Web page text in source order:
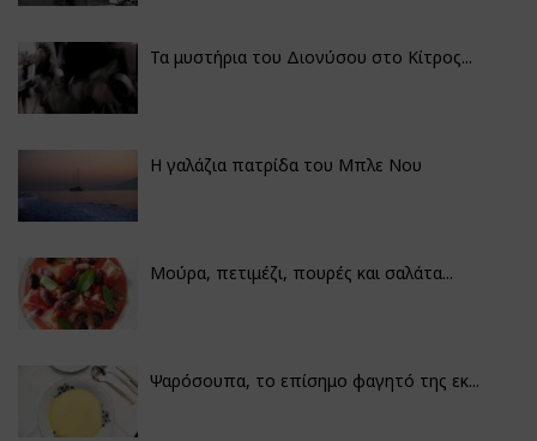
Τα μυστήρια του Διονύσου στο Κίτρος...
Η γαλάζια πατρίδα του Μπλε Νου
Μούρα, πετιμέζι, πουρές και σαλάτα...
Ψαρόσουπα, το επίσημο φαγητό της εκ...